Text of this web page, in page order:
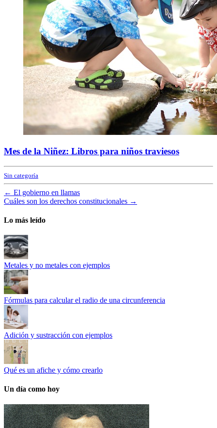
Mes de la Niñez: Libros para niños traviesos
Sin categoría
← El gobierno en llamas
Cuáles son los derechos constitucionales →
Lo más leído
Metales y no metales con ejemplos
Fórmulas para calcular el radio de una circunferencia
Adición y sustracción con ejemplos
Qué es un afiche y cómo crearlo
Un día como hoy